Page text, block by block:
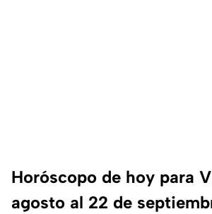
Horóscopo de hoy para
agosto al 22 de